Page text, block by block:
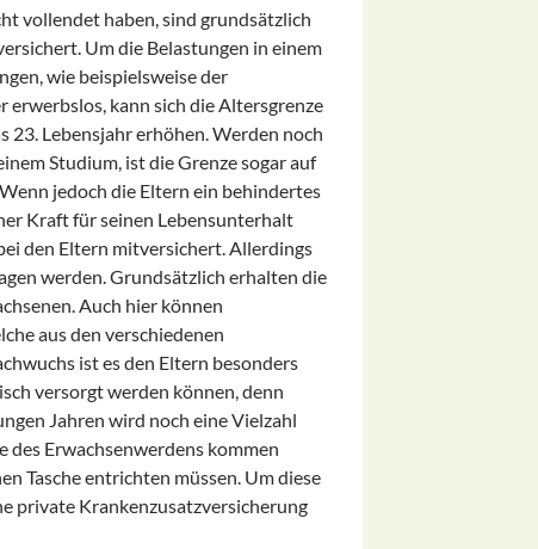
vollendet haben, sind grundsätzlich
Um die Belastungen in einem
wie beispielsweise der
erwerbslos, kann sich die Altersgrenze
Lebensjahr erhöhen. Werden noch
Studium, ist die Grenze sogar auf
jedoch die Eltern ein behindertes
Kraft für seinen Lebensunterhalt
den Eltern mitversichert. Allerdings
werden. Grundsätzlich erhalten die
Auch hier können
aus den verschiedenen
ist es den Eltern besonders
versorgt werden können, denn
Jahren wird noch eine Vielzahl
Erwachsenwerdens kommen
Tasche entrichten müssen. Um diese
private Krankenzusatzversicherung